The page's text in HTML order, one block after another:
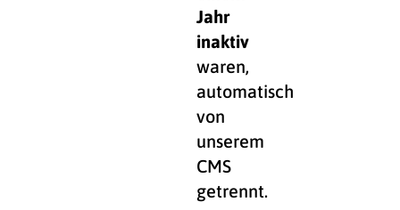
Jahr
inaktiv
waren,
automatisch
von
unserem
CMS
getrennt.